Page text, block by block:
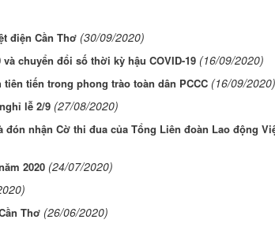
điện Cần Thơ (30/09/2020)
chuyển đổi số thời kỳ hậu COVID-19 (16/09/2020)
tiến trong phong trào toàn dân PCCC (16/09/2020)
lễ 2/9 (27/08/2020)
nhận Cờ thi đua của Tổng Liên đoàn Lao động
2020 (24/07/2020)
Thơ (26/06/2020)